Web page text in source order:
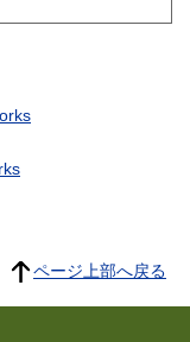
ページ上部へ戻る